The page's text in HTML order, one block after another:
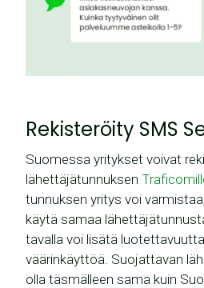
Rekisteröity SMS
Suomessa yritykset voivat
lähettäjätunnuksen
tunnuksen yritys voi
käytä samaa
tavalla voi lisätä
väärinkäyttöä. Suojattavan
olla täsmälleen sama kuin